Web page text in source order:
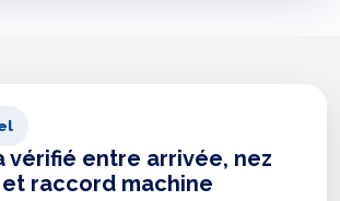
vérifié entre arrivée, nez
raccord machine